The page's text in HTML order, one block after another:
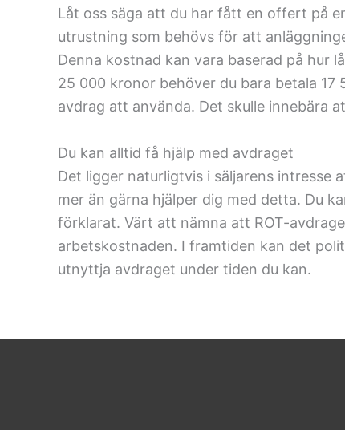
Låt oss säga att du har fått en offert på
utrustning som behövs för att
Denna kostnad kan vara baserad på hur
25 000 kronor behöver du bara betala
avdrag att använda. Det skulle innebära
Du kan alltid få hjälp med avdraget
Det ligger naturligtvis i säljarens intresse
mer än gärna hjälper dig med detta. Du
förklarat. Värt att nämna att ROT-
arbetskostnaden. I framtiden kan det
utnyttja avdraget under tiden du kan.